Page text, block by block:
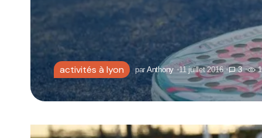
activités à lyon par Anthony 11 juillet 2016 3